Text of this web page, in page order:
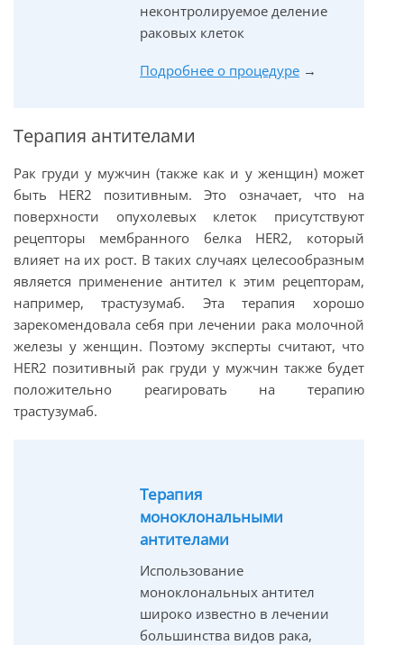
неконтролируемое деление
раковых клеток
Подробнее о процедуре →
Терапия антителами
Рак груди у мужчин (также как и у женщин) может
быть HER2 позитивным. Это означает, что на
поверхности опухолевых клеток присутствуют
рецепторы мембранного белка HER2, который
влияет на их рост. В таких случаях целесообразным
является применение антител к этим рецепторам,
например, трастузумаб. Эта терапия хорошо
зарекомендовала себя при лечении рака молочной
железы у женщин. Поэтому эксперты считают, что
HER2 позитивный рак груди у мужчин также будет
положительно реагировать на терапию
трастузумаб.
Терапия
моноклональными
антителами
Использование
моноклональных антител
широко известно в лечении
большинства видов рака,